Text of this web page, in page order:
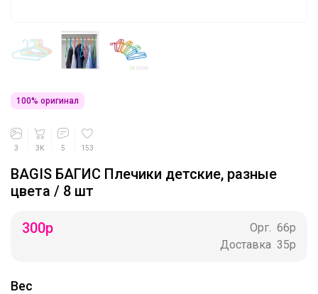
100% оригинал
3 3K 5 153
BAGIS БАГИС Плечики детские, разные
цвета / 8 шт
300р Орг. 66р
Доставка 35р
Вес